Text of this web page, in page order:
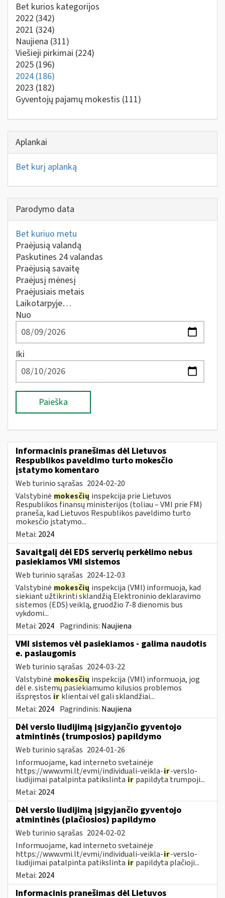
Bet kurios kategorijos
2022 (342)
2021 (324)
Naujiena (311)
Viešieji pirkimai (224)
2025 (196)
2024 (186)
2023 (182)
Gyventojų pajamų mokestis (111)
Aplankai
Bet kurį aplanką
Parodymo data
Bet kuriuo metu
Praėjusią valandą
Paskutines 24 valandas
Praėjusią savaitę
Praėjusį mėnesį
Praėjusiais metais
Laikotarpyje…
Nuo
Iki
Paieška
Informacinis pranešimas dėl Lietuvos
Respublikos paveldimo turto mokesčio
įstatymo komentaro
Web turinio sąrašas 2024-02-20
Valstybinė mokesčių inspekcija prie Lietuvos
Respublikos finansų ministerijos (toliau – VMI prie FM)
praneša, kad Lietuvos Respublikos paveldimo turto
mokesčio įstatymo...
Metai: 2024
Savaitgalį dėl EDS serverių perkėlimo nebus
pasiekiamos VMI sistemos
Web turinio sąrašas 2024-12-03
Valstybinė mokesčių inspekcija (VMI) informuoja, kad
siekiant užtikrinti sklandžią Elektroninio deklaravimo
sistemos (EDS) veiklą, gruodžio 7-8 dienomis bus
vykdomi...
Metai: 2024 Pagrindinis: Naujiena
VMI sistemos vėl pasiekiamos - galima naudotis
e. paslaugomis
Web turinio sąrašas 2024-03-22
Valstybinė mokesčių inspekcija (VMI) informuoja, jog
dėl e. sistemų pasiekiamumo kilusios problemos
išspręstos ir klientai vėl gali sklandžiai...
Metai: 2024 Pagrindinis: Naujiena
Dėl verslo liudijimą įsigyjančio gyventojo
atmintinės (trumposios) papildymo
Web turinio sąrašas 2024-01-26
Informuojame, kad interneto svetainėje
https://www.vmi.lt/evmi/individuali-veikla-ir-verslo-
liudijimai patalpinta patikslinta ir papildyta trumpoji...
Metai: 2024
Dėl verslo liudijimą įsigyjančio gyventojo
atmintinės (plačiosios) papildymo
Web turinio sąrašas 2024-02-02
Informuojame, kad interneto svetainėje
https://www.vmi.lt/evmi/individuali-veikla-ir-verslo-
liudijimai patalpinta patikslinta ir papildyta plačioji...
Metai: 2024
Informacinis pranešimas dėl Lietuvos